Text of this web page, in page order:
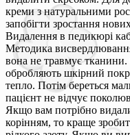
креми з натуральними
запобігти зростання
Видалення в педикюрі
Методика
вона не травмує тканини.
обробляють шкірний
тепло. Потім береться
пацієнт не відчує
Якщо вам потрібно
корінням, то краще